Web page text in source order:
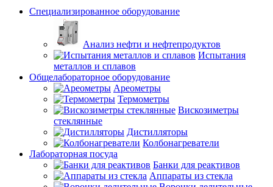
Специализированное оборудование
Анализ нефти и нефтепродуктов
Испытания
металлов и сплавов
Общелабораторное оборудование
Ареометры
Термометры
Вискозиметры
стеклянные
Дистилляторы
Колбонагреватели
Лабораторная посуда
Банки для реактивов
Аппараты из стекла